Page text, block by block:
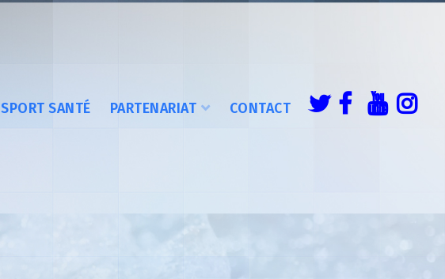
SPORT SANTÉ PARTENARIAT CONTACT